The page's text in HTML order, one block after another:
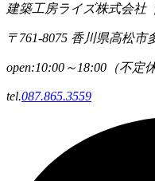
建築工房ライズ株式会社
〒761-8075 香川県高松市
open:10:00～18:00（不定休
tel.087.865.3559